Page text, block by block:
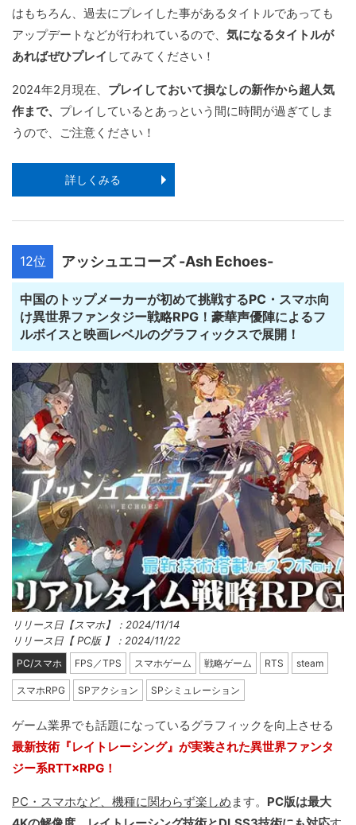
はもちろん、過去にプレイした事があるタイトルであっても
アップデートなどが行われているので、 気になるタイトルが
あればぜひプレイ してみてください！
2024年2月現在、 プレイしておいて損なしの新作から超人気
作まで、 プレイしているとあっという間に時間が過ぎてしま
うので、ご注意ください！
詳しくみる
12位 アッシュエコーズ -Ash Echoes-
中国のトップメーカーが初めて挑戦するPC・スマホ向
け異世界ファンタジー戦略RPG！豪華声優陣によるフ
ルボイスと映画レベルのグラフィックスで展開！
リリース日【スマホ】：2024/11/14
リリース日【 PC版 】：2024/11/22
PC/スマホ FPS／TPS スマホゲーム 戦略ゲーム RTS steam
スマホRPG SPアクション SPシミュレーション
ゲーム業界でも話題になっているグラフィックを向上させる
最新技術『レイトレーシング』が実装された異世界ファンタ
ジー系RTT×RPG！
PC・スマホなど、機種に関わらず楽しめ ます。 PC版は最大